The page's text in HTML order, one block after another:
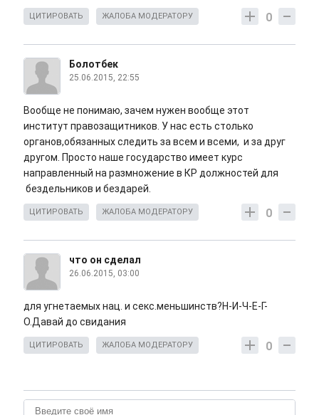
0
ЦИТИРОВАТЬ ЖАЛОБА МОДЕРАТОРУ
Болотбек
25.06.2015, 22:55
Вообще не понимаю, зачем нужен вообще этот
институт правозащитников. У нас есть столько
органов,обязанных следить за всем и всеми, и за друг
другом. Просто наше государство имеет курс
направленный на размножение в КР должностей для
бездельников и бездарей.
0
ЦИТИРОВАТЬ ЖАЛОБА МОДЕРАТОРУ
что он сделал
26.06.2015, 03:00
для угнетаемых нац. и секс.меньшинств?Н-И-Ч-Е-Г-
О.Давай до свидания
0
ЦИТИРОВАТЬ ЖАЛОБА МОДЕРАТОРУ